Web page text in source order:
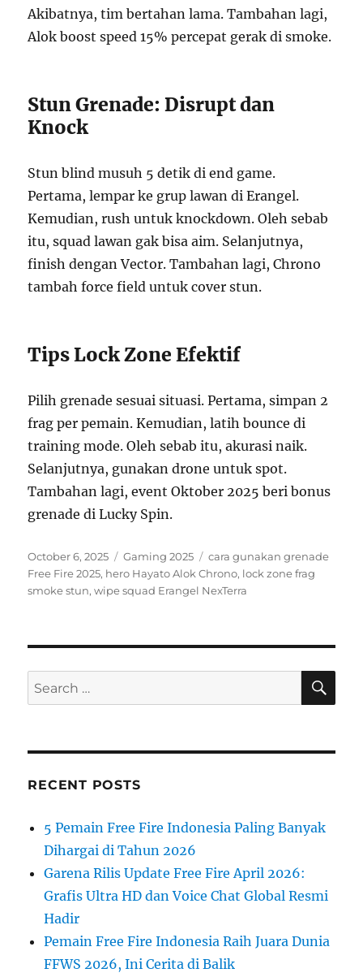
Akibatnya, tim bertahan lama. Tambahan lagi,
Alok boost speed 15% percepat gerak di smoke.
Stun Grenade: Disrupt dan
Knock
Stun blind musuh 5 detik di end game.
Pertama, lempar ke grup lawan di Erangel.
Kemudian, rush untuk knockdown. Oleh sebab
itu, squad lawan gak bisa aim. Selanjutnya,
finish dengan Vector. Tambahan lagi, Chrono
tambah force field untuk cover stun.
Tips Lock Zone Efektif
Pilih grenade sesuai situasi. Pertama, simpan 2
frag per pemain. Kemudian, latih bounce di
training mode. Oleh sebab itu, akurasi naik.
Selanjutnya, gunakan drone untuk spot.
Tambahan lagi, event Oktober 2025 beri bonus
grenade di Lucky Spin.
Posted
on
October 6, 2025 Categories
Gaming 2025 Tags
cara gunakan grenade
Free Fire 2025, hero Hayato Alok Chrono, lock zone frag
smoke stun,wipe squad Erangel NexTerra
Search
for:
RECENT POSTS
5 Pemain Free Fire Indonesia Paling Banyak
Dihargai di Tahun 2026
Garena Rilis Update Free Fire April 2026:
Grafis Ultra HD dan Voice Chat Global Resmi
Hadir
Pemain Free Fire Indonesia Raih Juara Dunia
FFWS 2026, Ini Cerita di Balik